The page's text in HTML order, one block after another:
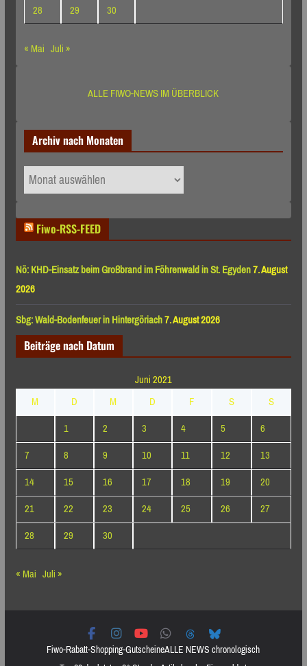
28
29
30
« Mai Juli »
ALLE FIWO-NEWS IM ÜBERBLICK
Archiv nach Monaten
Archiv
nach
Fiwo-RSS-FEED
Nö: KHD-Einsatz beim Großbrand im Föhrenwald in St. Egyden7. August
2026
Sbg: Wald-Bodenfeuer in Hintergöriach7. August 2026
Beiträge nach Datum
Juni 2021
M
D M D F S
S
1
2 3 4 5
6
7
8 9 10 11 12
13
14
15 16 17 18 19
20
21
22 23 24 25 26
27
28
29
30
« Mai Juli »
Fiwo-Rabatt-Shopping-GutscheineALLE NEWS chronologisch